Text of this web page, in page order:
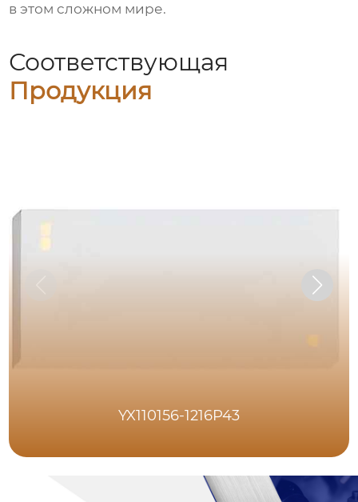
в этом сложном мире.
Соответствующая
Продукция
YX110156-1216P43